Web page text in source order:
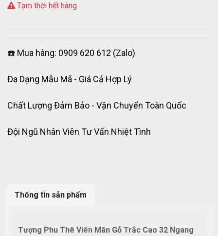
Tạm thời hết hàng
☎️ Mua hàng: 0909 620 612 (Zalo)
Đa Dạng Mẫu Mã - Giá Cả Hợp Lý
Chất Lượng Đảm Bảo - Vận Chuyển Toàn Quốc
Đội Ngũ Nhân Viên Tư Vấn Nhiệt Tình
Thông tin sản phẩm
Tượng Phu Thê Viên Mãn Gỗ Trắc Cao 32 Ngang